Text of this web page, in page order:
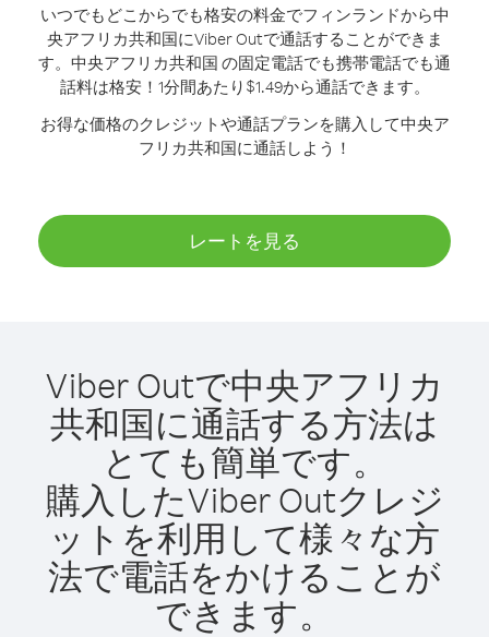
いつでもどこからでも格安の料金でフィンランドから中
央アフリカ共和国にViber Outで通話することができま
す。 中央アフリカ共和国 の固定電話でも携帯電話でも通
話料は格安！1分間あたり$1.49から通話できます。
お得な価格のクレジットや通話プランを購入して中央ア
フリカ共和国に通話しよう！
レートを見る
Viber Outで中央アフリカ
共和国に通話する方法は
とても簡単です。
購入したViber Outクレジ
ットを利用して様々な方
法で電話をかけることが
できます。